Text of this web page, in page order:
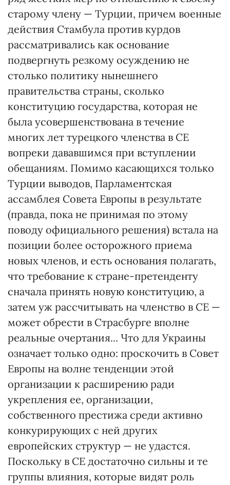
старому члену — Турции, причем военные
действия Стамбула против курдов
рассматривались как основание
подвергнуть резкому осуждению не
столько политику нынешнего
правительства страны, сколько
конституцию государства, которая не
была усовершенствована в течение
многих лет турецкого членства в СЕ
вопреки дававшимся при вступлении
обещаниям. Помимо касающихся только
Турции выводов, Парламентская
ассамблея Совета Европы в результате
(правда, пока не принимая по этому
поводу официального решения) встала на
позиции более осторожного приема
новых членов, и есть основания полагать,
что требование к стране-претенденту
сначала принять новую конституцию, а
затем уж рассчитывать на членство в СЕ —
может обрести в Страсбурге вполне
реальные очертания... Что для Украины
означает только одно: проскочить в Совет
Европы на волне тенденции этой
организации к расширению ради
укрепления ее, организации,
собственного престижа среди активно
конкурирующих с ней других
европейских структур — не удастся.
Поскольку в СЕ достаточно сильны и те
группы влияния, которые видят роль